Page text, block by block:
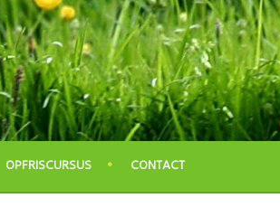
OPFRISCURSUS CONTACT